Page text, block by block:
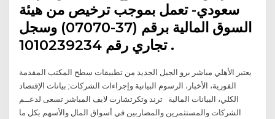
سعودي- تعمل بموجب ترخيص من هيئة
السوق المالية برقم (37-07070) وسجل
تجاري رقم 1010239234 .
يعتبر الأهلي مباشر برو الجيل الجديد من تطبيقات سطح المكتب المقدمة
الفورية، الأخبار، الرسوم البيانية وإجراءات الشركات; بيانات الإقتصاد
الكلي، البيانات المالية ترند وتكرتشارت لايف المباشر تسعى لدعــم
الشركات والمستثمرين والمضاربين في أسواق المال والأسهم بكل ما